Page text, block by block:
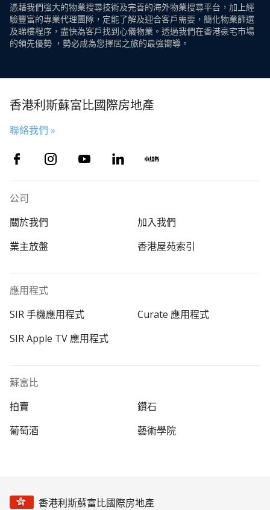
憑藉我們強大的物業搜尋技術及完善的海外物業搜尋平台，加上經
驗豐富的專業代理團隊，定能了解及迎合客戶需要，簡化物業篩選
及睇樓程序，盡快為客戶找到心儀物業。透過我們在香港豪宅市場
的領先優勢 ，勢必成為您擇居之旅的最強嚮導。
香港利斯蘇富比國際房地產
聯絡我們 »
公司
關於我們
加入我們
業主放盤
香港屋苑索引
應用程式
SIR 手機應用程式
Curate 應用程式
SIR Apple TV 應用程式
蘇富比
拍賣
鑽石
葡萄酒
藝術學院
香港利斯蘇富比國際房地產